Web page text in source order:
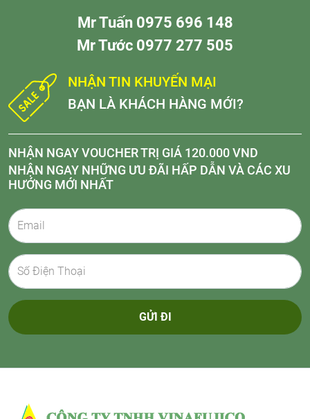
Mr Tuấn 0975 696 148
Mr Tước 0977 277 505
NHẬN TIN KHUYẾN MẠI
BẠN LÀ KHÁCH HÀNG MỚI?
NHẬN NGAY VOUCHER TRỊ GIÁ 120.000 VND
NHẬN NGAY NHỮNG ƯU ĐÃI HẤP DẪN VÀ CÁC XU
HƯỚNG MỚI NHẤT
GỬI ĐI